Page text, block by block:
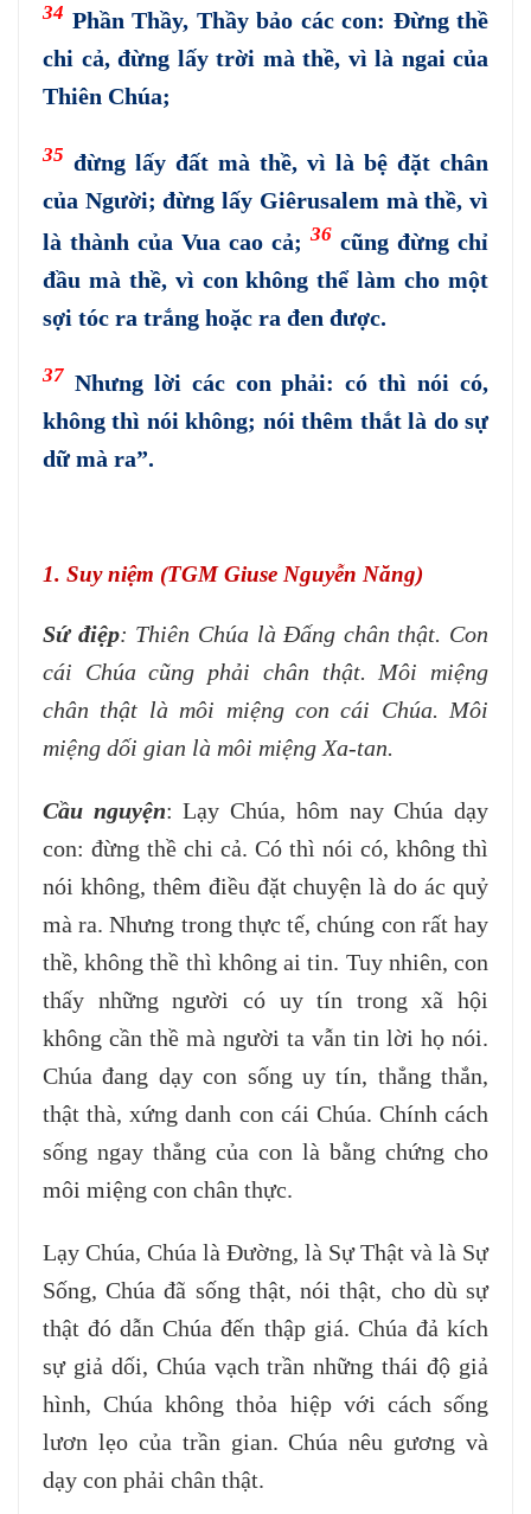
34 Phần Thầy, Thầy bảo các con: Đừng thề
chi cả, đừng lấy trời mà thề, vì là ngai của
Thiên Chúa;
35 đừng lấy đất mà thề, vì là bệ đặt chân
của Người; đừng lấy Giêrusalem mà thề, vì
là thành của Vua cao cả; 36 cũng đừng chỉ
đầu mà thề, vì con không thể làm cho một
sợi tóc ra trắng hoặc ra đen được.
37 Nhưng lời các con phải: có thì nói có,
không thì nói không; nói thêm thắt là do sự
dữ mà ra”.
1. Suy niệm (TGM Giuse Nguyễn Năng)
Sứ điệp: Thiên Chúa là Đấng chân thật. Con
cái Chúa cũng phải chân thật. Môi miệng
chân thật là môi miệng con cái Chúa. Môi
miệng dối gian là môi miệng Xa-tan.
Cầu nguyện: Lạy Chúa, hôm nay Chúa dạy
con: đừng thề chi cả. Có thì nói có, không thì
nói không, thêm điều đặt chuyện là do ác quỷ
mà ra. Nhưng trong thực tế, chúng con rất hay
thề, không thề thì không ai tin. Tuy nhiên, con
thấy những người có uy tín trong xã hội
không cần thề mà người ta vẫn tin lời họ nói.
Chúa đang dạy con sống uy tín, thẳng thắn,
thật thà, xứng danh con cái Chúa. Chính cách
sống ngay thẳng của con là bằng chứng cho
môi miệng con chân thực.
Lạy Chúa, Chúa là Đường, là Sự Thật và là Sự
Sống, Chúa đã sống thật, nói thật, cho dù sự
thật đó dẫn Chúa đến thập giá. Chúa đả kích
sự giả dối, Chúa vạch trần những thái độ giả
hình, Chúa không thỏa hiệp với cách sống
lươn lẹo của trần gian. Chúa nêu gương và
dạy con phải chân thật.